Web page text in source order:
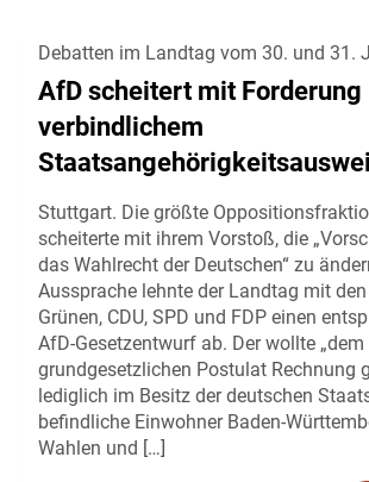
Debatten im Landtag vom 30. und 31.
AfD scheitert mit Forderung
verbindlichem
Stuttgart. Die größte
scheiterte mit ihrem Vorstoß, die
das Wahlrecht der Deutschen“ zu
Aussprache lehnte der Landtag mit
Grünen, CDU, SPD und FDP einen
AfD-Gesetzentwurf ab. Der wollte „dem
grundgesetzlichen Postulat Rechnung
lediglich im Besitz der deutschen
befindliche Einwohner Baden-
Wahlen und […]